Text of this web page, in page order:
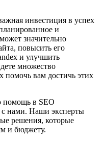
инвестиция в успех
и
значительно
повысить его
и улучшить
множество
помочь вам достичь этих
помощь в SEO
с нами. Наши эксперты
решения, которые
и бюджету.